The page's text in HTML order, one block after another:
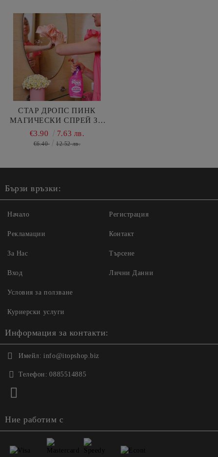
СТАР ДРОПС ПИНК
МАГИЧЕСКИ СПРЕЙ ЗА
СТЬКЛА И ПРОЗОРЦИ
750 МЛ
€3.90 7.63 лв.
€6.40 12.52 лв.
Бързи връзки:
Начало
Рекламации
За Нас
Вход
Регистрация
Контакт
Търсене
Лични Данни
Условия за ползване
Куриерски услуги
Информация за контакти:
Имейл: info@itopshop.biz
Телефон: 0885514885
Ние работим с